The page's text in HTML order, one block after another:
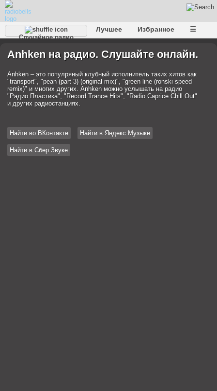
Случайное радио
Лучшее Избранное ☰
Anhken на радио. Слушайте онлайн.
Anhken – это популряный клубный исполнитель таких хитов как
"transport", "pean (part 3) (original mix)", "green line (ronski speed
remix)" и многих других. Anhken можно услышать на радио
"Радио Пластика", "Record Trance Hits", "Radio Caprice Chill Out"
и других радиостанциях.
Найти во ВКонтакте Найти в Яндекс.Музыке
Найти в Сбер.Звуке